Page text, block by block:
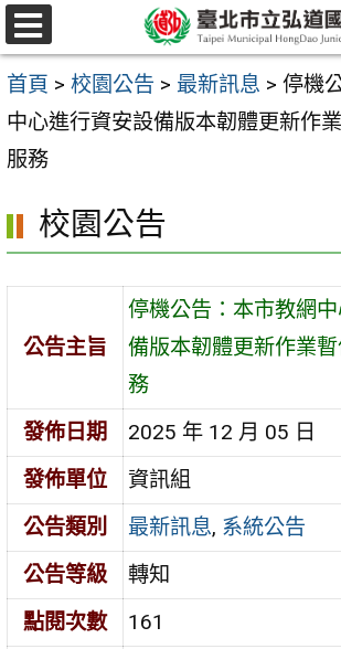
跳
至
主
要
內
區
選
單
首頁 > 校園公告 > 最新訊息 > 停機
中心進行資安設備版本韌體更新作
服務
校園公告
公告主旨
停機公告：本市教網
備版本韌體更新作業
務
發佈日期
2025 年 12 月 05 日
發佈單位
資訊組
公告類別
最新訊息, 系統公告
公告等級
轉知
點閱次數
161